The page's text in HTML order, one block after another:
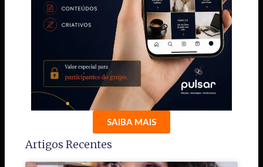
SAIBA MAIS
Artigos Recentes